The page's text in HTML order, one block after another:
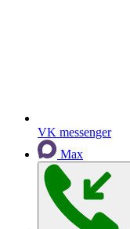
VK messenger
Max